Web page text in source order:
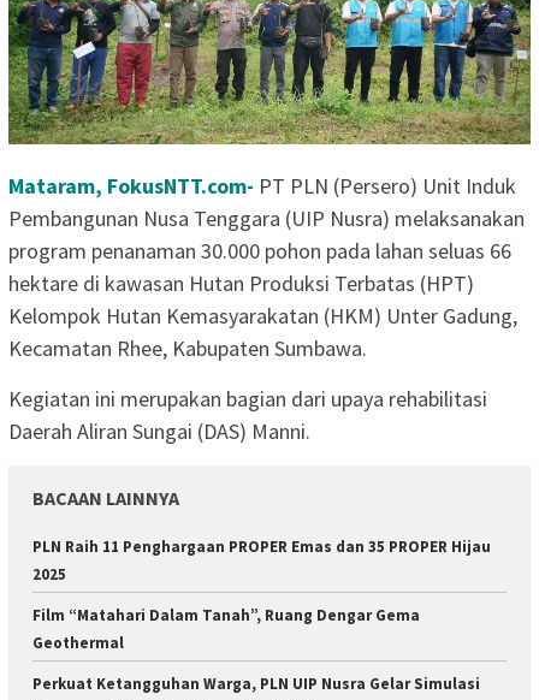
Mataram, FokusNTT.com- PT PLN (Persero) Unit Induk
Pembangunan Nusa Tenggara (UIP Nusra) melaksanakan
program penanaman 30.000 pohon pada lahan seluas 66
hektare di kawasan Hutan Produksi Terbatas (HPT)
Kelompok Hutan Kemasyarakatan (HKM) Unter Gadung,
Kecamatan Rhee, Kabupaten Sumbawa.
Kegiatan ini merupakan bagian dari upaya rehabilitasi
Daerah Aliran Sungai (DAS) Manni.
BACAAN LAINNYA
PLN Raih 11 Penghargaan PROPER Emas dan 35 PROPER Hijau
2025
Film “Matahari Dalam Tanah”, Ruang Dengar Gema
Geothermal
Perkuat Ketangguhan Warga, PLN UIP Nusra Gelar Simulasi